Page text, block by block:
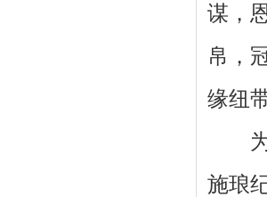
谋，
帛，
缘纽
为
施琅